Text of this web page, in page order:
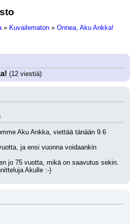
» Kuvailematon » Onnea, Aku Ankka!
(12 viestiä)
Aku Ankka, viettää tänään 9.6
ja ensi vuonna voidaankin
jo 75 vuotta, mikä on saavutus sekin.
Akulle :-)